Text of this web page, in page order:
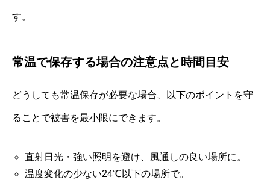
す。
常温で保存する場合の注意点と時間目安
どうしても常温保存が必要な場合、以下のポイントを守
ることで被害を最小限にできます。
直射日光・強い照明を避け、風通しの良い場所に。
温度変化の少ない24℃以下の場所で。